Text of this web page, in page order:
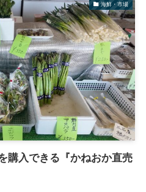
海鮮・市場
購入できる『かねおか直売